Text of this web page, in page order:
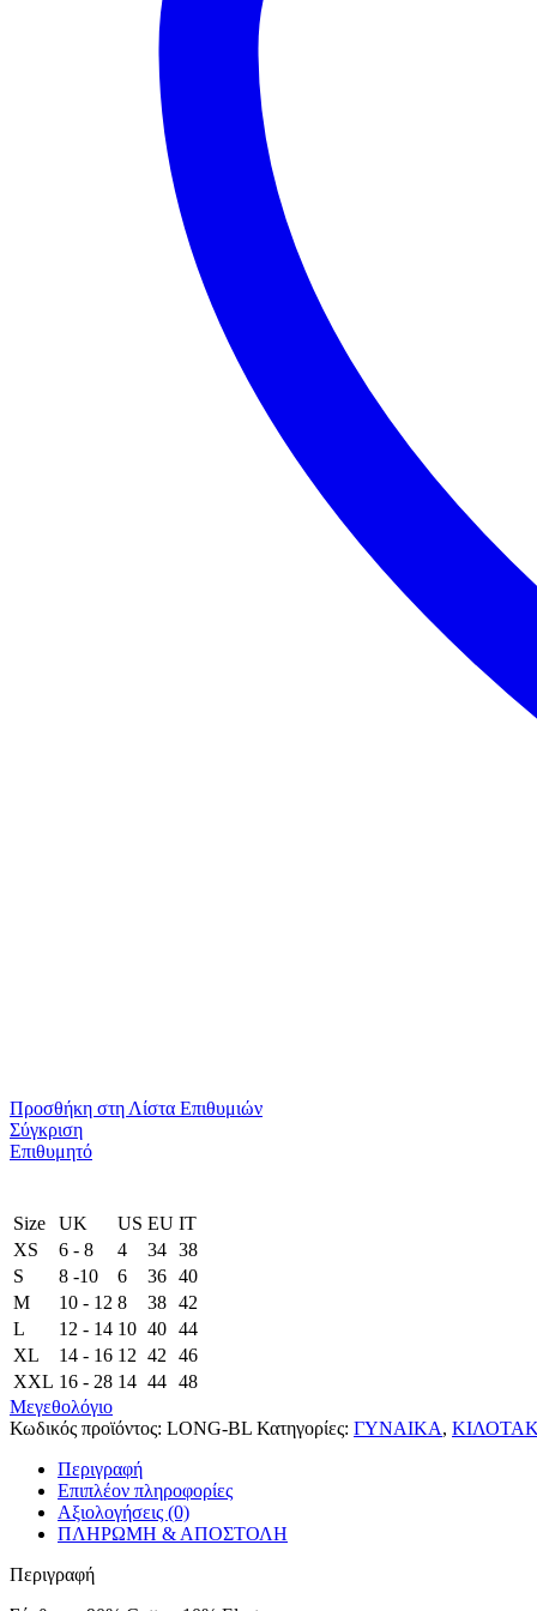
Προσθήκη στη Λίστα Επιθυμιών
Σύγκριση
Επιθυμητό
Size UK US EU ΙΤ
XS
6 - 8 4 34 38
S
8 -10 6 36 40
M
10 - 12 8 38 42
L
12 - 14 10 40 44
XL
14 - 16 12 42
46
XXL 16 - 28 14 44 48
Μεγεθολόγιο
Κωδικός προϊόντος: LONG-BL Κατηγορίες: ΓΥΝΑΙΚΑ,
Περιγραφή
Επιπλέον πληροφορίες
Αξιολογήσεις (0)
ΠΛΗΡΩΜΗ & ΑΠΟΣΤΟΛΗ
Περιγραφή